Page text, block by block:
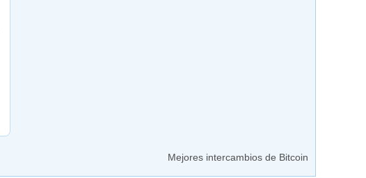
Mejores intercambios de Bitcoin